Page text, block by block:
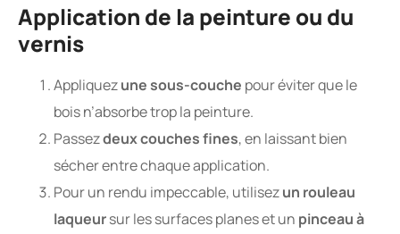
Application de la peinture ou du
vernis
Appliquezune sous-couche pour éviter que le
bois n’absorbe trop la peinture.
Passezdeux couches fines, en laissant bien
sécher entre chaque application.
Pour un rendu impeccable, utilisezun rouleau
laqueursur les surfaces planes et un pinceau à